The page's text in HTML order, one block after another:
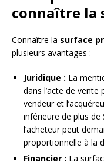
connaître la
Connaître la surface
plusieurs avantages :
Juridique : La
dans l’acte de vente
vendeur et
inférieure de plus de
l’acheteur peut
proportionnelle à la
Financier : La